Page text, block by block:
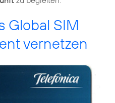
Global SIM
vernetzen